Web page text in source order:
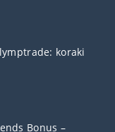
koraki
Bonus –